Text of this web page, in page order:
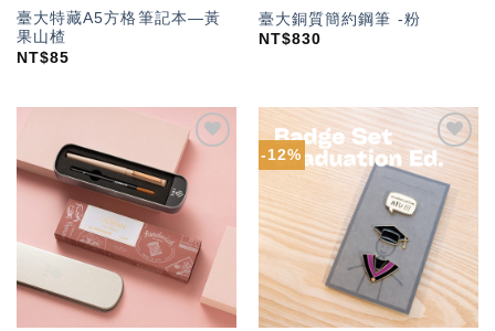
臺大特藏A5方格筆記本—黃
果山楂
NT$85
臺大銅質簡約鋼筆 -粉
NT$830
-12%
加入
「願
望輕
單」